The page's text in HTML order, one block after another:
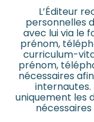
L’Éditeur
personnelles
avec lui via le
prénom,
curriculum-
prénom,
nécessaires
internautes.
uniquement les